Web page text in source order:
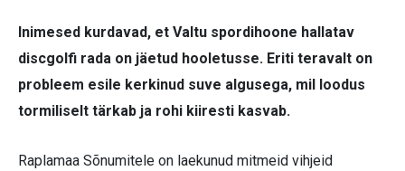
Inimesed kurdavad, et Valtu spordihoone hallatav
discgolfi rada on jäetud hooletusse. Eriti teravalt on
probleem esile kerkinud suve algusega, mil loodus
tormiliselt tärkab ja rohi kiiresti kasvab.
Raplamaa Sõnumitele on laekunud mitmeid vihjeid